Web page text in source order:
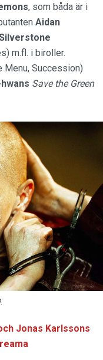
, som båda är i
Aidan
m.fl. i biroller.
Menu, Succession)
Save the Green
Jonas Karlssons